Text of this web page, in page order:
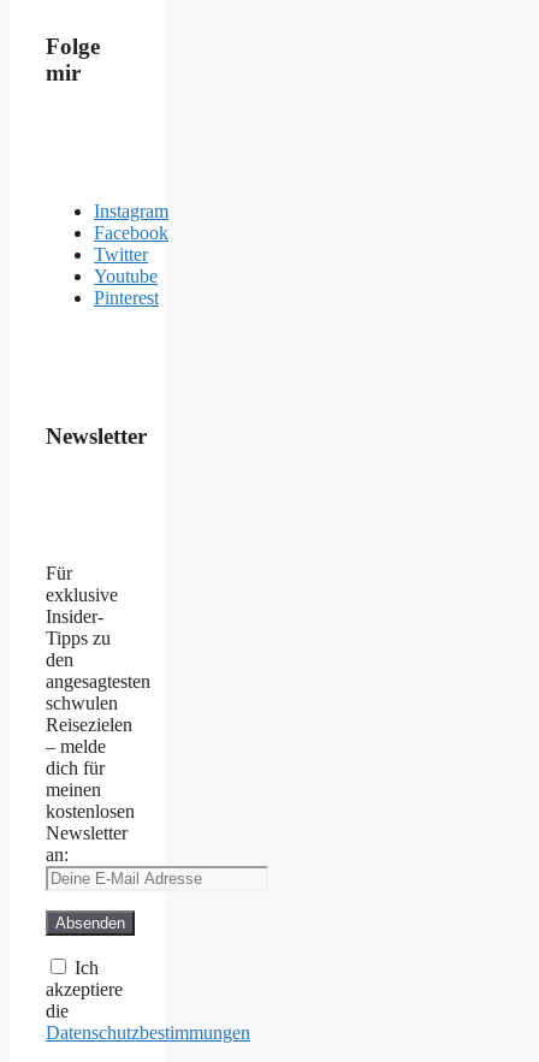
Folge
mir
Instagram
Facebook
Twitter
Youtube
Pinterest
Newsletter
Für
exklusive
Insider-
Tipps zu
den
angesagtesten
schwulen
Reisezielen
– melde
dich für
meinen
kostenlosen
Newsletter
an:
Ich
akzeptiere
die
Datenschutzbestimmungen